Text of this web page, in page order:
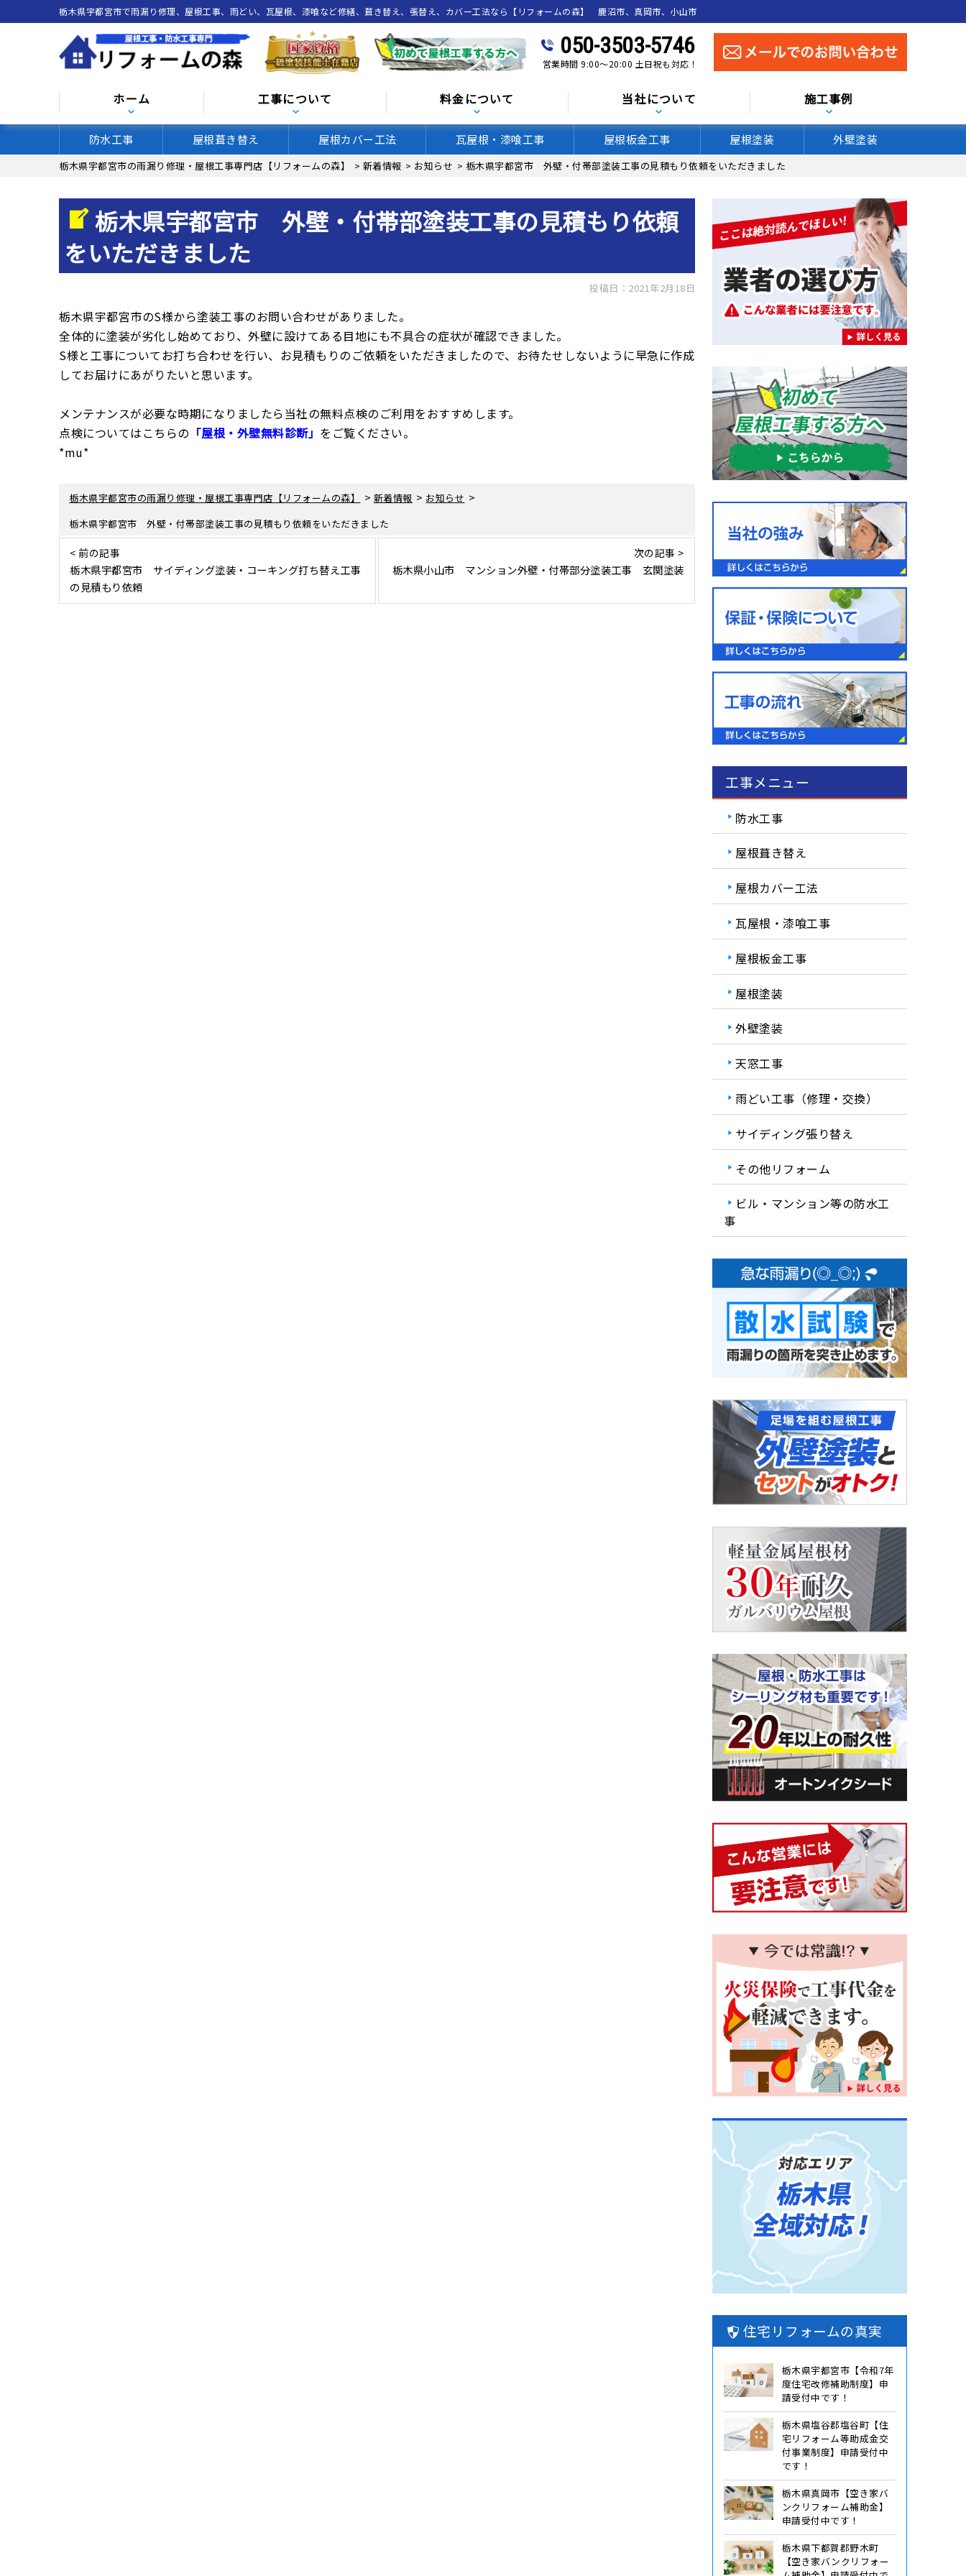
栃木県宇都宮市で雨漏り修理、屋根工事、雨どい、瓦屋根、漆喰など修繕、葺き替え、張替え、カバー工法なら【リフォームの森】 鹿沼市、真岡市、小山市
050-3503-5746
営業時間 9:00～20:00 土日祝も対応！
ホーム 工事について 料金について 当社について 施工事例
防水工事 屋根葺き替え 屋根カバー工法 瓦屋根・漆喰工事 屋根板金工事 屋根塗装 外壁塗装
栃木県宇都宮市の雨漏り修理・屋根工事専門店【リフォームの森】 > 新着情報 > お知らせ > 栃木県宇都宮市 外壁・付帯部塗装工事の見積もり依頼をいただきました
栃木県宇都宮市 外壁・付帯部塗装工事の見積もり依頼
をいただきました
投稿日：2021年2月18日
栃木県宇都宮市のS様から塗装工事のお問い合わせがありました。
全体的に塗装が劣化し始めており、外壁に設けてある目地にも不具合の症状が確認できました。
S様と工事についてお打ち合わせを行い、お見積もりのご依頼をいただきましたので、お待たせしないように早急に作成
してお届けにあがりたいと思います。
メンテナンスが必要な時期になりましたら当社の無料点検のご利用をおすすめします。
点検についてはこちらの 「屋根・外壁無料診断」 をご覧ください。
*mu*
栃木県宇都宮市の雨漏り修理・屋根工事専門店【リフォームの森】 > 新着情報 > お知らせ >
栃木県宇都宮市 外壁・付帯部塗装工事の見積もり依頼をいただきました
< 前の記事
栃木県宇都宮市 サイディング塗装・コーキング打ち替え工事
の見積もり依頼
次の記事 >
栃木県小山市 マンション外壁・付帯部分塗装工事 玄関塗装
工事メニュー
防水工事
屋根葺き替え
屋根カバー工法
瓦屋根・漆喰工事
屋根板金工事
屋根塗装
外壁塗装
天窓工事
雨どい工事（修理・交換）
サイディング張り替え
その他リフォーム
ビル・マンション等の防水工
事
住宅リフォームの真実
栃木県宇都宮市【令和7年
度住宅改修補助制度】申
請受付中です！
栃木県塩谷郡塩谷町【住
宅リフォーム等助成金交
付事業制度】申請受付中
です！
栃木県真岡市【空き家バ
ンクリフォーム補助金】
申請受付中です！
栃木県下都賀郡野木町
【空き家バンクリフォー